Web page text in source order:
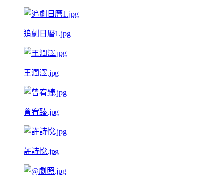
追劇日曆1.jpg
王潤澤.jpg
曾宥臻.jpg
許詩悅.jpg